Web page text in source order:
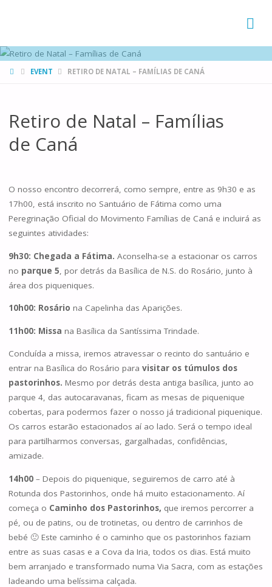
HOMEEVENT RETIRO DE NATAL – FAMÍLIAS DE CANÁ
Retiro de Natal – Famílias
de Caná
O nosso encontro decorrerá, como sempre, entre as 9h30 e as
17h00, está inscrito no Santuário de Fátima como uma
Peregrinação Oficial do Movimento Famílias de Caná e incluirá as
seguintes atividades:
9h30: Chegada a Fátima. Aconselha-se a estacionar os carros
no parque 5, por detrás da Basílica de N.S. do Rosário, junto à
área dos piqueniques.
10h00: Rosário na Capelinha das Aparições.
11h00: Missa na Basílica da Santíssima Trindade.
Concluída a missa, iremos atravessar o recinto do santuário e
entrar na Basílica do Rosário para visitar os túmulos dos
pastorinhos. Mesmo por detrás desta antiga basílica, junto ao
parque 4, das autocaravanas, ficam as mesas de piquenique
cobertas, para podermos fazer o nosso já tradicional piquenique.
Os carros estarão estacionados aí ao lado. Será o tempo ideal
para partilharmos conversas, gargalhadas, confidências,
amizade.
14h00– Depois do piquenique, seguiremos de carro até à
Rotunda dos Pastorinhos, onde há muito estacionamento. Aí
começa o Caminho dos Pastorinhos, que iremos percorrer a
pé, ou de patins, ou de trotinetas, ou dentro de carrinhos de
bebé 🙂 Este caminho é o caminho que os pastorinhos faziam
entre as suas casas e a Cova da Iria, todos os dias. Está muito
bem arranjado e transformado numa Via Sacra, com as estações
ladeando uma belíssima calçada.